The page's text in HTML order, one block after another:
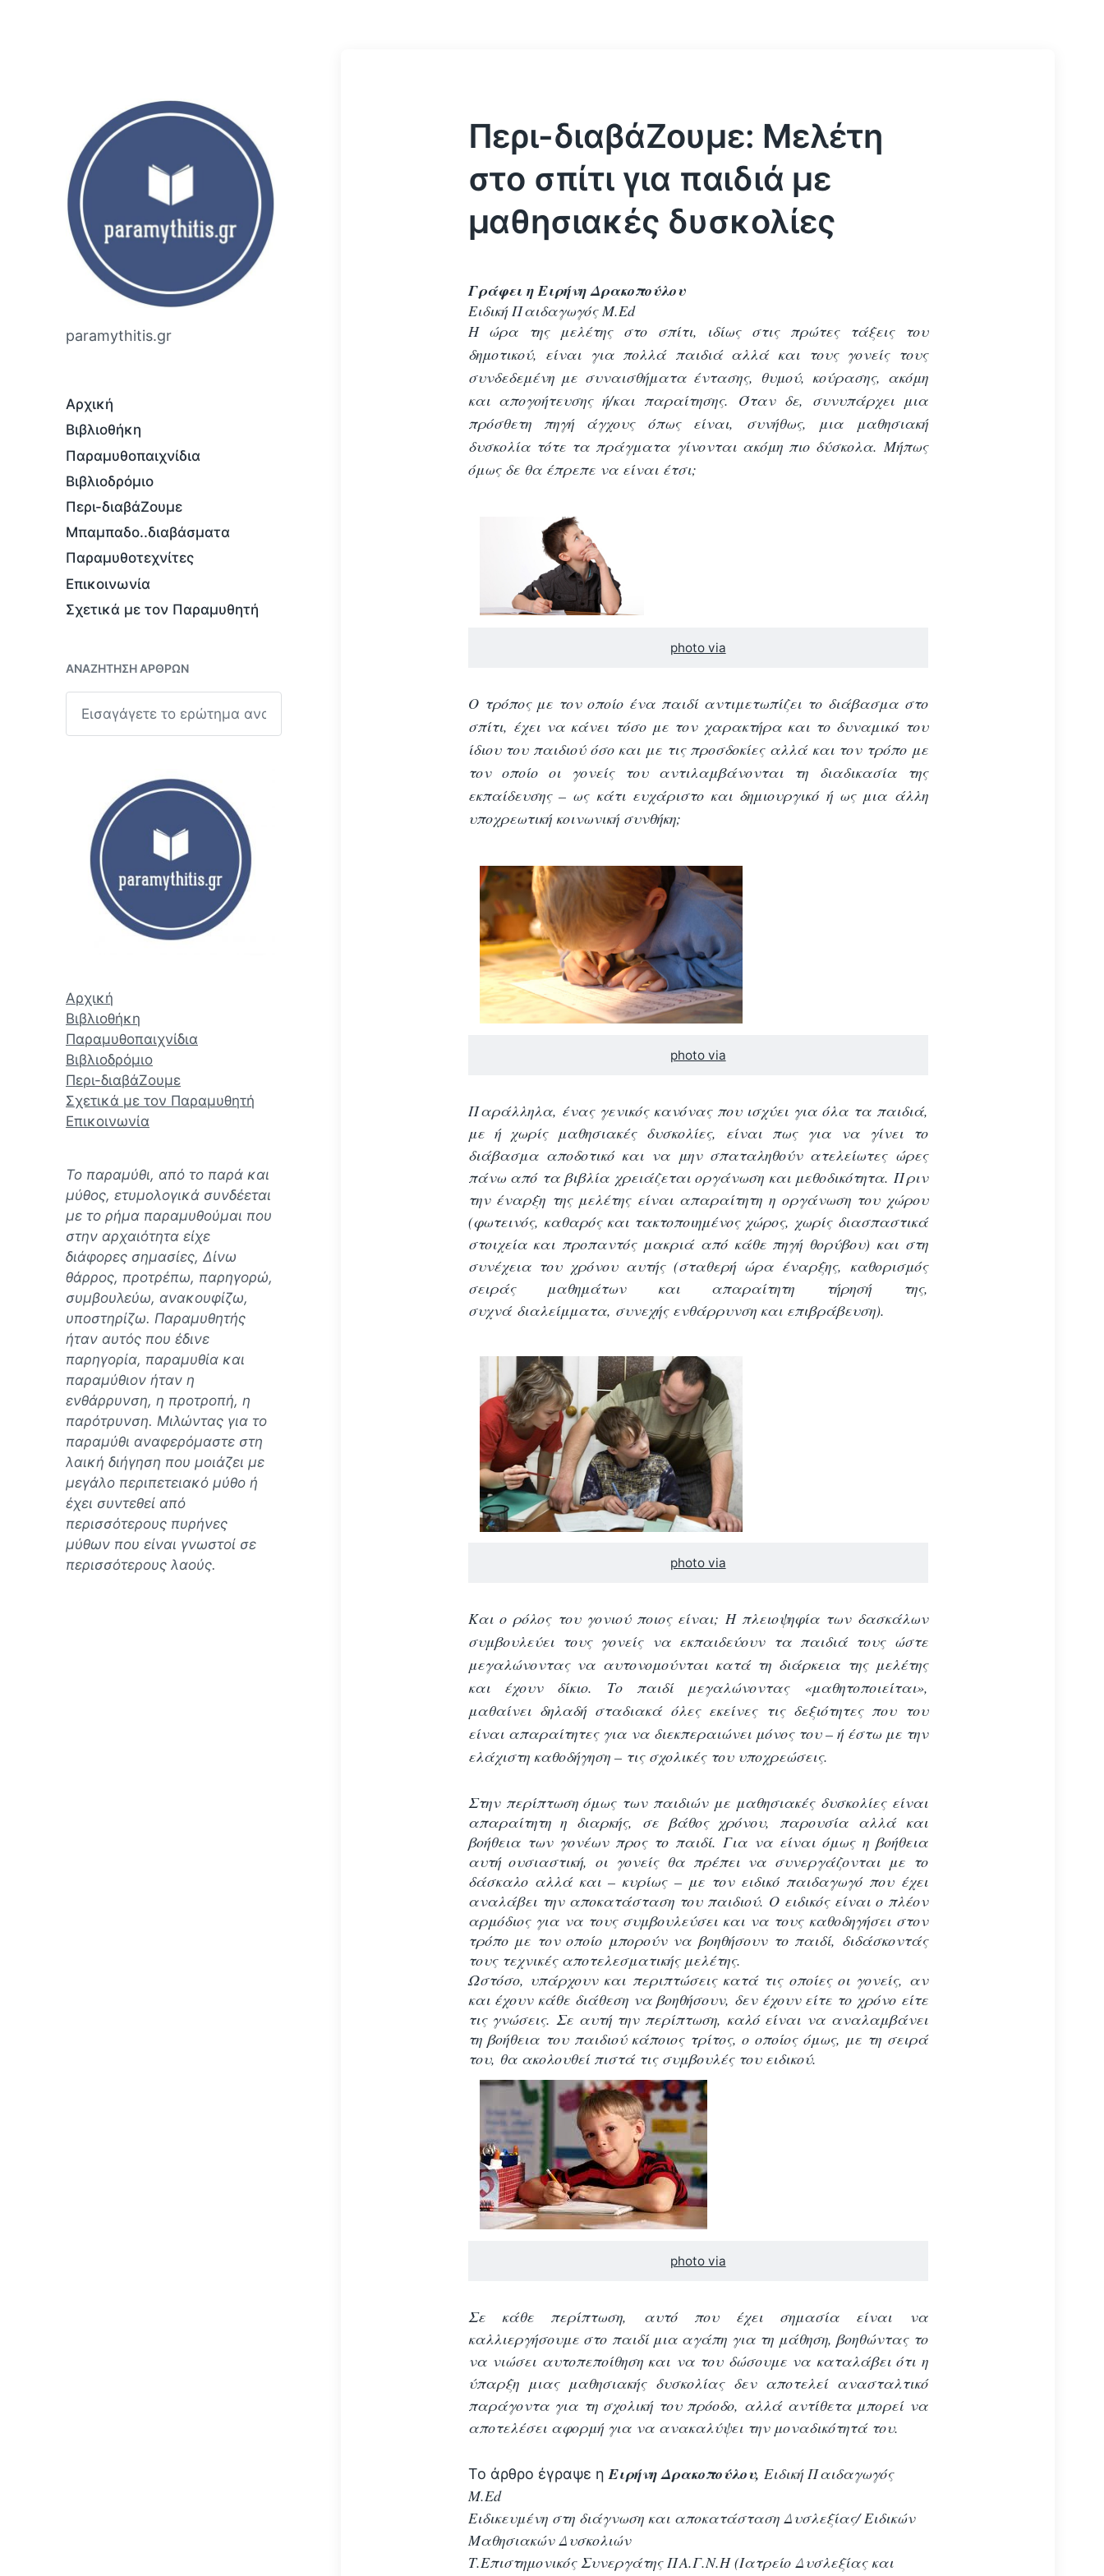
paramythitis.gr
Αρχική
Βιβλιοθήκη
Παραμυθοπαιχνίδια
Βιβλιοδρόμιο
Περι-διαβάΖουμε
Μπαμπαδο..διαβάσματα
Παραμυθοτεχνίτες
Επικοινωνία
Σχετικά με τον Παραμυθητή
ΑΝΑΖΉΤΗΣΗ ΆΡΘΡΩΝ
Αρχική
Βιβλιοθήκη
Παραμυθοπαιχνίδια
Βιβλιοδρόμιο
Περι-διαβάΖουμε
Σχετικά με τον Παραμυθητή
Επικοινωνία
Το παραμύθι, από το παρά και
μύθος, ετυμολογικά συνδέεται
με το ρήμα παραμυθούμαι που
στην αρχαιότητα είχε
διάφορες σημασίες, Δίνω
θάρρος, προτρέπω, παρηγορώ,
συμβουλεύω, ανακουφίζω,
υποστηρίζω. Παραμυθητής
ήταν αυτός που έδινε
παρηγορία, παραμυθία και
παραμύθιον ήταν η
ενθάρρυνση, η προτροπή, η
παρότρυνση. Mιλώντας για το
παραμύθι αναφερόμαστε στη
λαική διήγηση που μοιάζει με
μεγάλο περιπετειακό μύθο ή
έχει συντεθεί από
περισσότερους πυρήνες
μύθων που είναι γνωστοί σε
περισσότερους λαούς.
Περι-διαβάΖουμε: Μελέτη
στο σπίτι για παιδιά με
μαθησιακές δυσκολίες
Γράφει η Ειρήνη Δρακοπούλου
Ειδική Παιδαγωγός M.Ed
Η ώρα της μελέτης στο σπίτι, ιδίως στις πρώτες τάξεις του
δημοτικού, είναι για πολλά παιδιά αλλά και τους γονείς τους
συνδεδεμένη με συναισθήματα έντασης, θυμού,κούρασης, ακόμη
και απογοήτευσης ή/και παραίτησης. Όταν δε, συνυπάρχει μια
πρόσθετη πηγή άγχους όπως είναι, συνήθως, μια μαθησιακή
δυσκολία τότε τα πράγματα γίνονται ακόμη πιο δύσκολα. Μήπως
όμως δε θα έπρεπε να είναι έτσι;
photo via
Ο τρόπος με τον οποίο ένα παιδί αντιμετωπίζει το διάβασμα στο
σπίτι, έχει να κάνει τόσο με τον χαρακτήρα και το δυναμικό του
ίδιου του παιδιού όσο και με τις προσδοκίες αλλά και τον τρόπο με
τον οποίο οι γονείς του αντιλαμβάνονται τη διαδικασία της
εκπαίδευσης – ως κάτι ευχάριστο και δημιουργικό ή ως μια άλλη
υποχρεωτική κοινωνική συνθήκη;
photo via
Παράλληλα, ένας γενικός κανόνας που ισχύει για όλα τα παιδιά,
με ή χωρίς μαθησιακές δυσκολίες, είναι πως για να γίνει το
διάβασμα αποδοτικό και να μην σπαταληθούν ατελείωτες ώρες
πάνω από τα βιβλία χρειάζεται οργάνωση και μεθοδικότητα. Πριν
την έναρξη της μελέτης είναι απαραίτητη η οργάνωση του χώρου
(φωτεινός, καθαρός και τακτοποιημένος χώρος, χωρίς διασπαστικά
στοιχεία και προπαντός μακριά από κάθε πηγή θορύβου) και στη
συνέχεια του χρόνου αυτής (σταθερή ώρα έναρξης, καθορισμός
σειράς μαθημάτων και απαραίτητη τήρησή της,
συχνά διαλείμματα, συνεχής ενθάρρυνση και επιβράβευση).
photo via
Και ο ρόλος του γονιού ποιος είναι; Η πλειοψηφία των δασκάλων
συμβουλεύει τους γονείς να εκπαιδεύουν τα παιδιά τους ώστε
μεγαλώνοντας να αυτονομούνται κατά τη διάρκεια της μελέτης
και έχουν δίκιο. Το παιδί μεγαλώνοντας «μαθητοποιείται»,
μαθαίνει δηλαδή σταδιακά όλες εκείνες τις δεξιότητες που του
είναι απαραίτητες για να διεκπεραιώνει μόνος του – ή έστω με την
ελάχιστη καθοδήγηση – τις σχολικές του υποχρεώσεις.
Στην περίπτωση όμως των παιδιών με μαθησιακές δυσκολίες είναι
απαραίτητη η διαρκής, σε βάθος χρόνου, παρουσία αλλά και
βοήθεια των γονέων προς το παιδί. Για να είναι όμως η βοήθεια
αυτή ουσιαστική, οι γονείς θα πρέπει να συνεργάζονται με το
δάσκαλο αλλά και – κυρίως – με τον ειδικό παιδαγωγό που έχει
αναλάβει την αποκατάσταση του παιδιού. Ο ειδικός είναι ο πλέον
αρμόδιος για να τους συμβουλεύσει και να τους καθοδηγήσει στον
τρόπο με τον οποίο μπορούν να βοηθήσουν το παιδί, διδάσκοντάς
τους τεχνικές αποτελεσματικής μελέτης.
Ωστόσο, υπάρχουν και περιπτώσεις κατά τις οποίες οι γονείς, αν
και έχουν κάθε διάθεση να βοηθήσουν, δεν έχουν είτε το χρόνο είτε
τις γνώσεις. Σε αυτή την περίπτωση, καλό είναι να αναλαμβάνει
τη βοήθεια του παιδιού κάποιος τρίτος, ο οποίος όμως, με τη σειρά
του, θα ακολουθεί πιστά τις συμβουλές του ειδικού.
photo via
Σε κάθε περίπτωση, αυτό που έχει σημασία είναι να
καλλιεργήσουμε στο παιδί μια αγάπη για τη μάθηση, βοηθώντας το
να νιώσει αυτοπεποίθηση και να του δώσουμε να καταλάβει ότι η
ύπαρξη μιας μαθησιακής δυσκολίας δεν αποτελεί ανασταλτικό
παράγοντα για τη σχολική του πρόοδο, αλλά αντίθετα μπορεί να
αποτελέσει αφορμή για να ανακαλύψει την μοναδικότητά του.
Το άρθρο έγραψε η Ειρήνη Δρακοπούλου, Ειδική Παιδαγωγός
M.Ed
Ειδικευμένη στη διάγνωση και αποκατάσταση Δυσλεξίας/ Ειδικών
Μαθησιακών Δυσκολιών
Τ.Επιστημονικός Συνεργάτης ΠΑ.Γ.Ν.Η (Ιατρείο Δυσλεξίας και